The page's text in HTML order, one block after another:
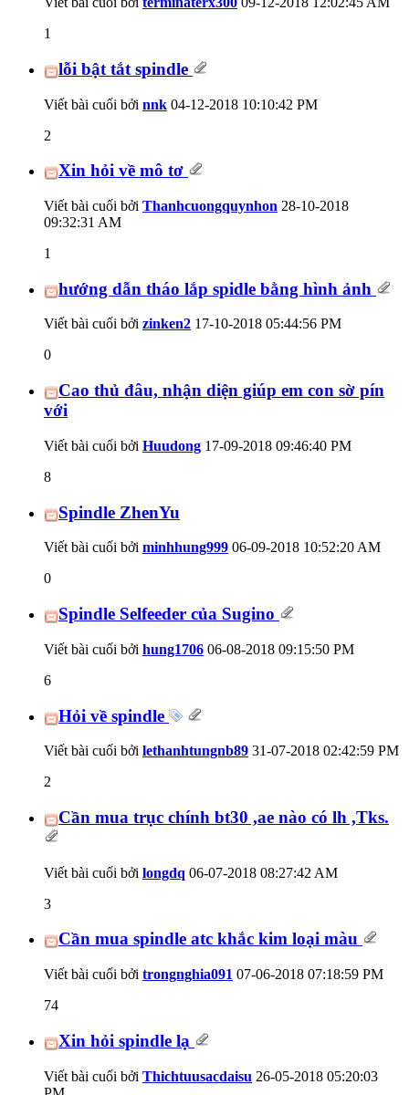
1
lỗi bật tắt spindle
Viết bài cuối bởi nnk 04-12-2018 10:10:42 PM
2
Xin hỏi về mô tơ
Viết bài cuối bởi Thanhcuongquynhon 28-10-2018
09:32:31 AM
1
hướng dẫn tháo lắp spidle bằng hình ảnh
Viết bài cuối bởi zinken2 17-10-2018 05:44:56 PM
0
Cao thủ đâu, nhận diện giúp em con sờ pín
với
Viết bài cuối bởi Huudong 17-09-2018 09:46:40 PM
8
Spindle ZhenYu
Viết bài cuối bởi minhhung999 06-09-2018 10:52:20 AM
0
Spindle Selfeeder của Sugino
Viết bài cuối bởi hung1706 06-08-2018 09:15:50 PM
6
Hỏi về spindle
Viết bài cuối bởi lethanhtungnb89 31-07-2018 02:42:59 PM
2
Cần mua trục chính bt30 ,ae nào có lh ,Tks.
Viết bài cuối bởi longdq 06-07-2018 08:27:42 AM
3
Cần mua spindle atc khắc kim loại màu
Viết bài cuối bởi trongnghia091 07-06-2018 07:18:59 PM
74
Xin hỏi spindle lạ
Viết bài cuối bởi Thichtuusacdaisu 26-05-2018 05:20:03